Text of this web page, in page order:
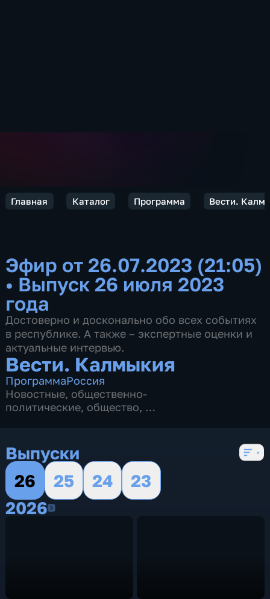
Главная Каталог Программа Вести.
Эфир от 26.07.2023 (21:05)
• Выпуск 26 июля 2023
года
Достоверно и досконально обо всех событиях
в республике. А также – экспертные оценки и
актуальные интервью.
Вести. Калмыкия
ПрограммаРоссия
Новостные, общественно-
политические, общество,
Выпуски
26
25 24
23
20262026